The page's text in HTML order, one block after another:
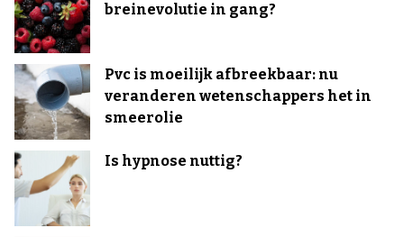
breinevolutie in gang?
Pvc is moeilijk afbreekbaar: nu
veranderen wetenschappers het in
smeerolie
Is hypnose nuttig?